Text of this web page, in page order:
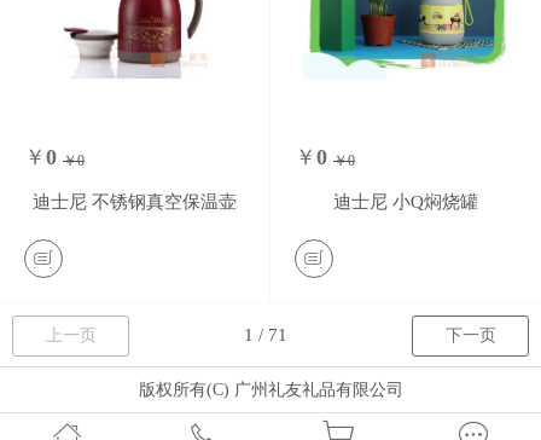
￥ 0 ￥0
条评价
迪士尼 不锈钢真空保温壶
￥ 0 ￥0
条评价
迪士尼 小Q焖烧罐
上一页 下一页
版权所有(C) 广州礼友礼品有限公司